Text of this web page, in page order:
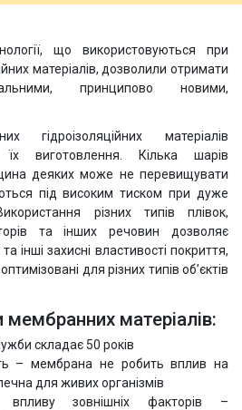
що використовуються при
матеріалів, дозволили отримати
принципово новими,
гідроізоляційних матеріалів
виготовлення. Кілька шарів
деяких може не перевищувати
під високим тиском при дуже
різних типів плівок,
та інших речовин дозволяє
інші захисні властивості покриття,
для різних типів об’єктів
мембранних матеріалів:
складає 50 років
– мембрана не робить вплив на
для живих організмів
впливу зовнішніх факторів –